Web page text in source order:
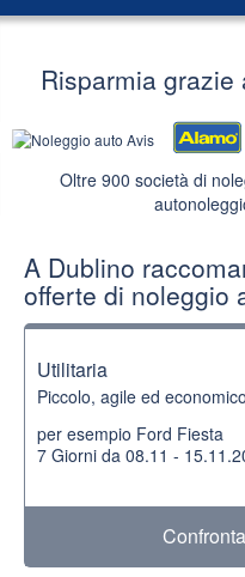
Risparmia
Oltre 900 società di
A Dublino
offerte di noleggio
Utilitaria
Piccolo, agile ed
per esempio Ford Fiesta
7 Giorni da 08.11 -